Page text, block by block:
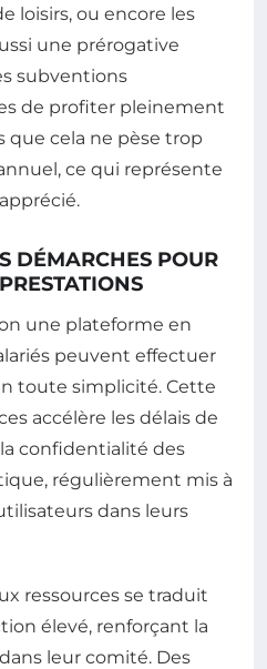
loisirs, ou encore les
une prérogative
subventions
de profiter pleinement
que cela ne pèse trop
ce qui représente
DÉMARCHES POUR
une plateforme en
peuvent effectuer
toute simplicité. Cette
accélère les délais de
confidentialité des
régulièrement mis à
dans leurs
ressources se traduit
élevé, renforçant la
leur comité. Des